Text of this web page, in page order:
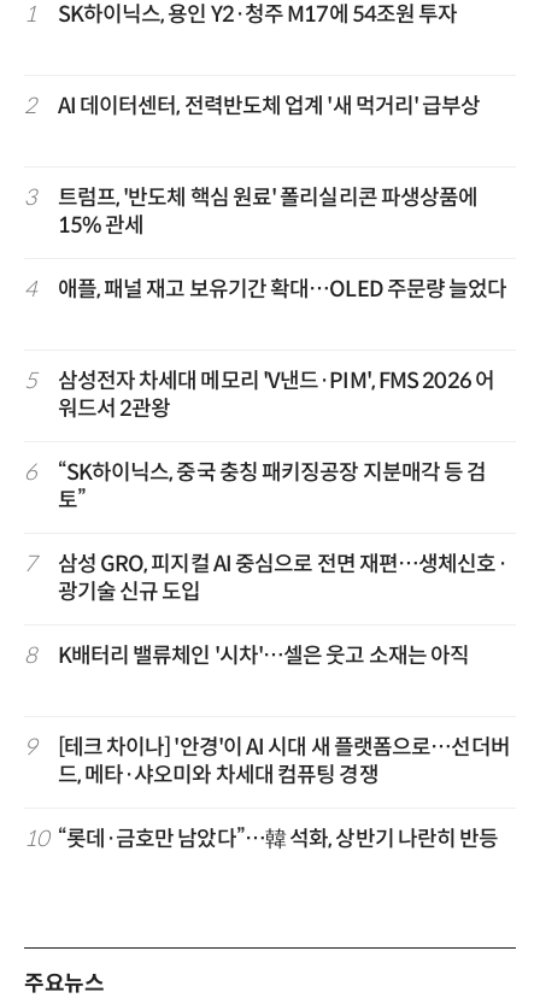
1 SK하이닉스, 용인 Y2·청주 M17에 54조원 투자
2 AI 데이터센터, 전력반도체 업계 '새 먹거리' 급부상
3
트럼프, '반도체 핵심 원료' 폴리실리콘 파생상품에
15% 관세
4 애플, 패널 재고 보유기간 확대…OLED 주문량 늘었다
5
삼성전자 차세대 메모리 'V낸드·PIM', FMS 2026 어
워드서 2관왕
6
“SK하이닉스, 중국 충칭 패키징공장 지분매각 등 검
토”
7
삼성 GRO, 피지컬 AI 중심으로 전면 재편…생체신호·
광기술 신규 도입
8 K배터리 밸류체인 '시차'…셀은 웃고 소재는 아직
9
[테크 차이나] '안경'이 AI 시대 새 플랫폼으로…선더버
드, 메타·샤오미와 차세대 컴퓨팅 경쟁
10 “롯데·금호만 남았다”…韓 석화, 상반기 나란히 반등
주요뉴스